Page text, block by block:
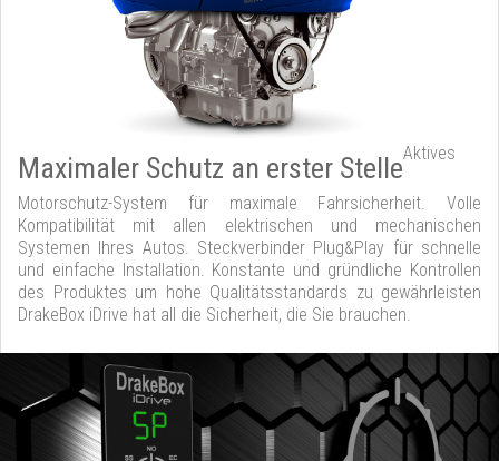
Maximaler Schutz an erster StelleAktives
Motorschutz-System für maximale Fahrsicherheit. Volle
Kompatibilität mit allen elektrischen und mechanischen
Systemen Ihres Autos. Steckverbinder Plug&Play für schnelle
und einfache Installation. Konstante und gründliche Kontrollen
des Produktes um hohe Qualitätsstandards zu gewährleisten
DrakeBox iDrive hat all die Sicherheit, die Sie brauchen.